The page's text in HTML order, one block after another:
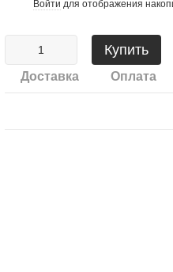
Войти для отображения
Купить
Доставка Оплата